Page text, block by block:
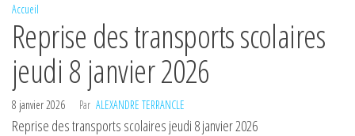
Accueil
Reprise des transports scolaires
jeudi 8 janvier 2026
8 janvier 2026 Par ALEXANDRE TERRANCLE
Reprise des transports scolaires jeudi 8 janvier 2026